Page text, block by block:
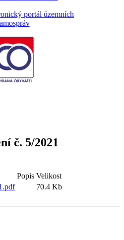
č. 5/2021
Popis Velikost
70.4 Kb